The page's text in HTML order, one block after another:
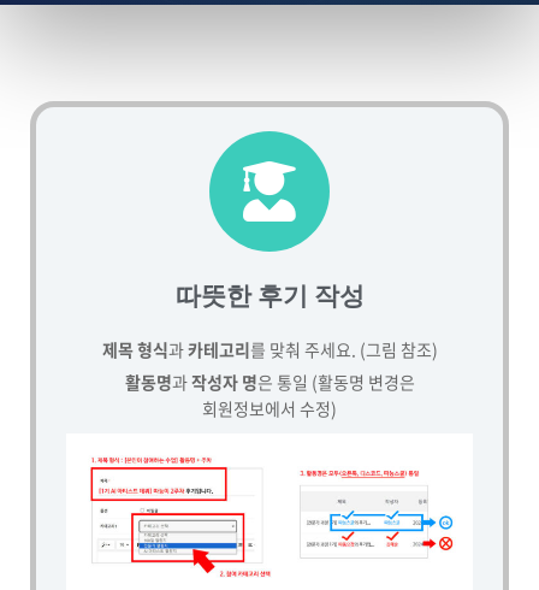
따뜻한 후기 작성
제목 형식과카테고리를 맞춰 주세요. (그림 참조)
활동명과작성자 명은 통일 (활동명 변경은
회원정보에서 수정)